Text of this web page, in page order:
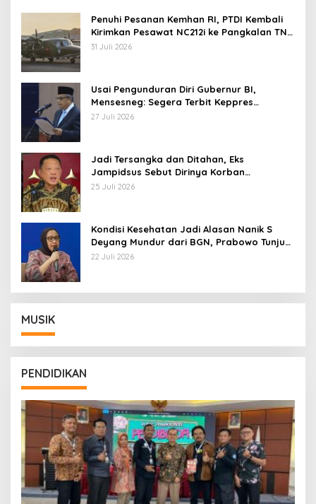
Penuhi Pesanan Kemhan RI, PTDI Kembali
Kirimkan Pesawat NC212i ke Pangkalan TNI
AU
31 Juli 2026
Usai Pengunduran Diri Gubernur BI,
Mensesneg: Segera Terbit Keppres
Pemberhentian dengan Hormat
27 Juli 2026
Jadi Tersangka dan Ditahan, Eks
Jampidsus Sebut Dirinya Korban
Kriminalisasi
25 Juli 2026
Kondisi Kesehatan Jadi Alasan Nanik S
Deyang Mundur dari BGN, Prabowo Tunjuk
Wamentan Sudaryono
22 Juli 2026
MUSIK
PENDIDIKAN